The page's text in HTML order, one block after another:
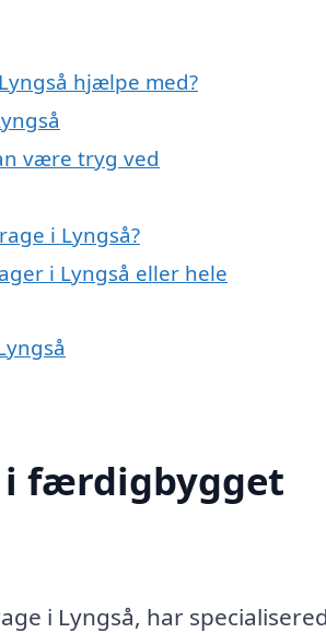
hjælpe med?
være tryg ved
i Lyngså?
i Lyngså eller hele
i færdigbygget
i Lyngså, har